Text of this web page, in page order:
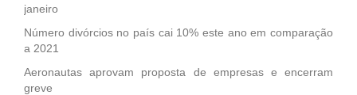
janeiro
Número divórcios no país cai 10% este ano em comparação
a 2021
Aeronautas aprovam proposta de empresas e encerram
greve